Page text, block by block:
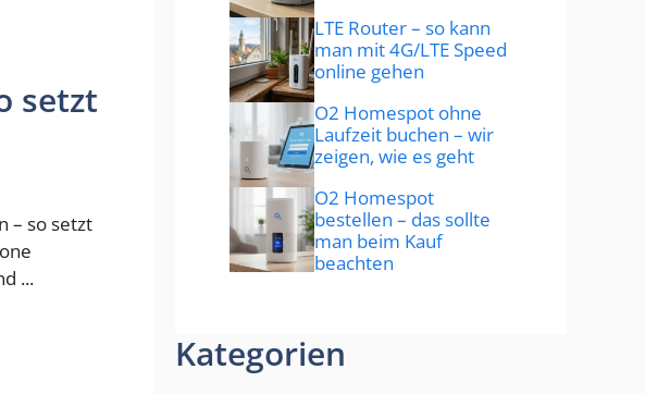
setzt
– so setzt
...
LTE Router – so kann
man mit 4G/LTE Speed
online gehen
O2 Homespot ohne
Laufzeit buchen – wir
zeigen, wie es geht
O2 Homespot
bestellen – das sollte
man beim Kauf
beachten
Kategorien